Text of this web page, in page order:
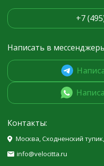
+7
Написать в
Контакты:
Москва, Сходненский
info@velocitta.ru